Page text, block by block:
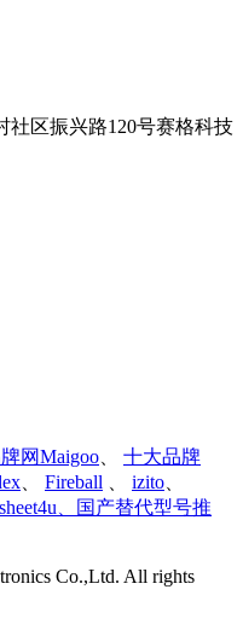
社区振兴路120号赛格科技
网Maigoo
十大品牌
Fireball izito
、国产替代型号推
Co.,Ltd. All rights